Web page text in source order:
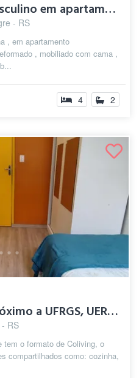
Quarto individual Masculino em apartamen...
- RS
, em apartamento
, mobiliado com cama ,
4 2
Quarto mobiliado, próximo a UFRGS, UERGS...
RS
tem o formato de Coliving, o
compartilhados como: cozinha,